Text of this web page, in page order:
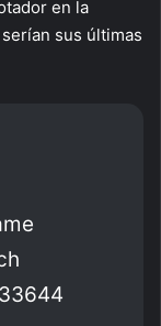
en la
sus últimas